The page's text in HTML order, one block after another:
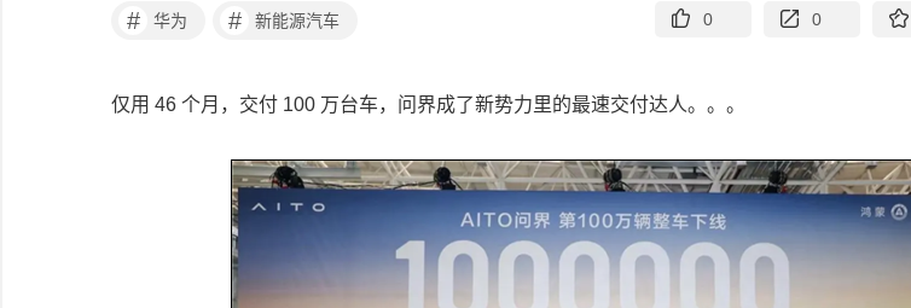
# 华为 # 新能源汽车 0 0
仅用 46 个月，交付 100 万台车，问界成了新势力里的最速交付达人。。。